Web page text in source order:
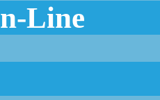
Line